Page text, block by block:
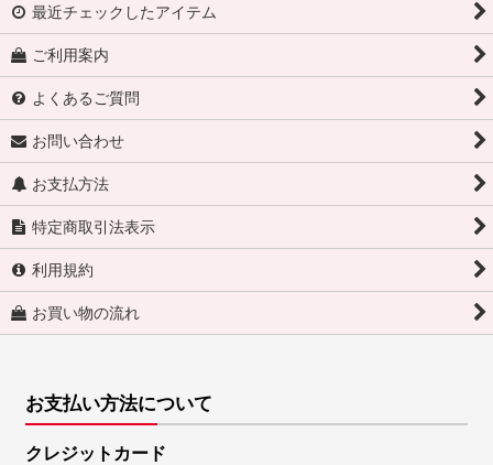
最近チェックしたアイテム
ご利用案内
よくあるご質問
お問い合わせ
お支払方法
特定商取引法表示
利用規約
お買い物の流れ
お支払い方法について
クレジットカード